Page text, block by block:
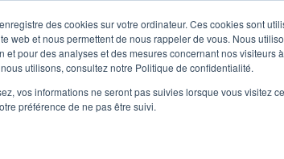
des cookies sur votre ordinateur. Ces cookies sont
web et nous permettent de nous rappeler de vous. Nous
et pour des analyses et des mesures concernant nos visiteurs
utilisons, consultez notre Politique de confidentialité.
vos informations ne seront pas suivies lorsque vous visitez
préférence de ne pas être suivi.
Actualités